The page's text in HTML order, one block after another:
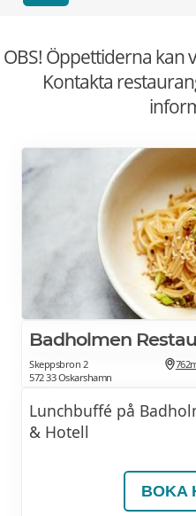
OBS! Öppettiderna
Kontakta
Badholmen
Skeppsbron 2
572 33 Oskarshamn
Lunchbuffé på
& Hotell
BOKA